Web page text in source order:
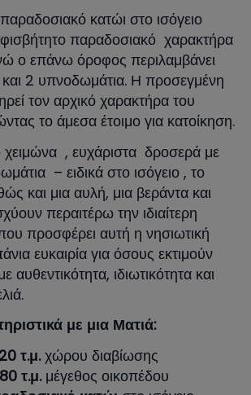
κατώι στο ισόγειο
παραδοσιακό χαρακτήρα
ο επάνω όροφος περιλαμβάνει
και 2 υπνοδωμάτια. Η προσεγμένη
τον αρχικό χαρακτήρα του
το άμεσα έτοιμο για κατοίκηση.
χειμώνα , ευχάριστα δροσερά με
– ειδικά στο ισόγειο , το
και μια αυλή, μια βεράντα και
περαιτέρω την ιδιαίτερη
προσφέρει αυτή η νησιωτική
ευκαιρία για όσους εκτιμούν
αυθεντικότητα, ιδιωτικότητα και
με μια Ματιά:
τ.μ.χώρου διαβίωσης
τ.μ.μέγεθος οικοπέδου